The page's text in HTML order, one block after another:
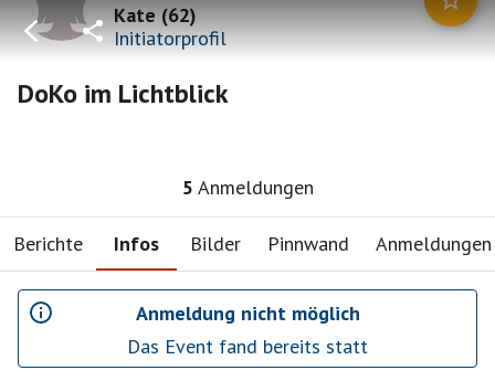
Kate(62)
Initiatorprofil
DoKo im Lichtblick
5 Anmeldungen
Berichte Infos Bilder Pinnwand Anmeldungen
Anmeldung nicht möglich
Das Event fand bereits statt